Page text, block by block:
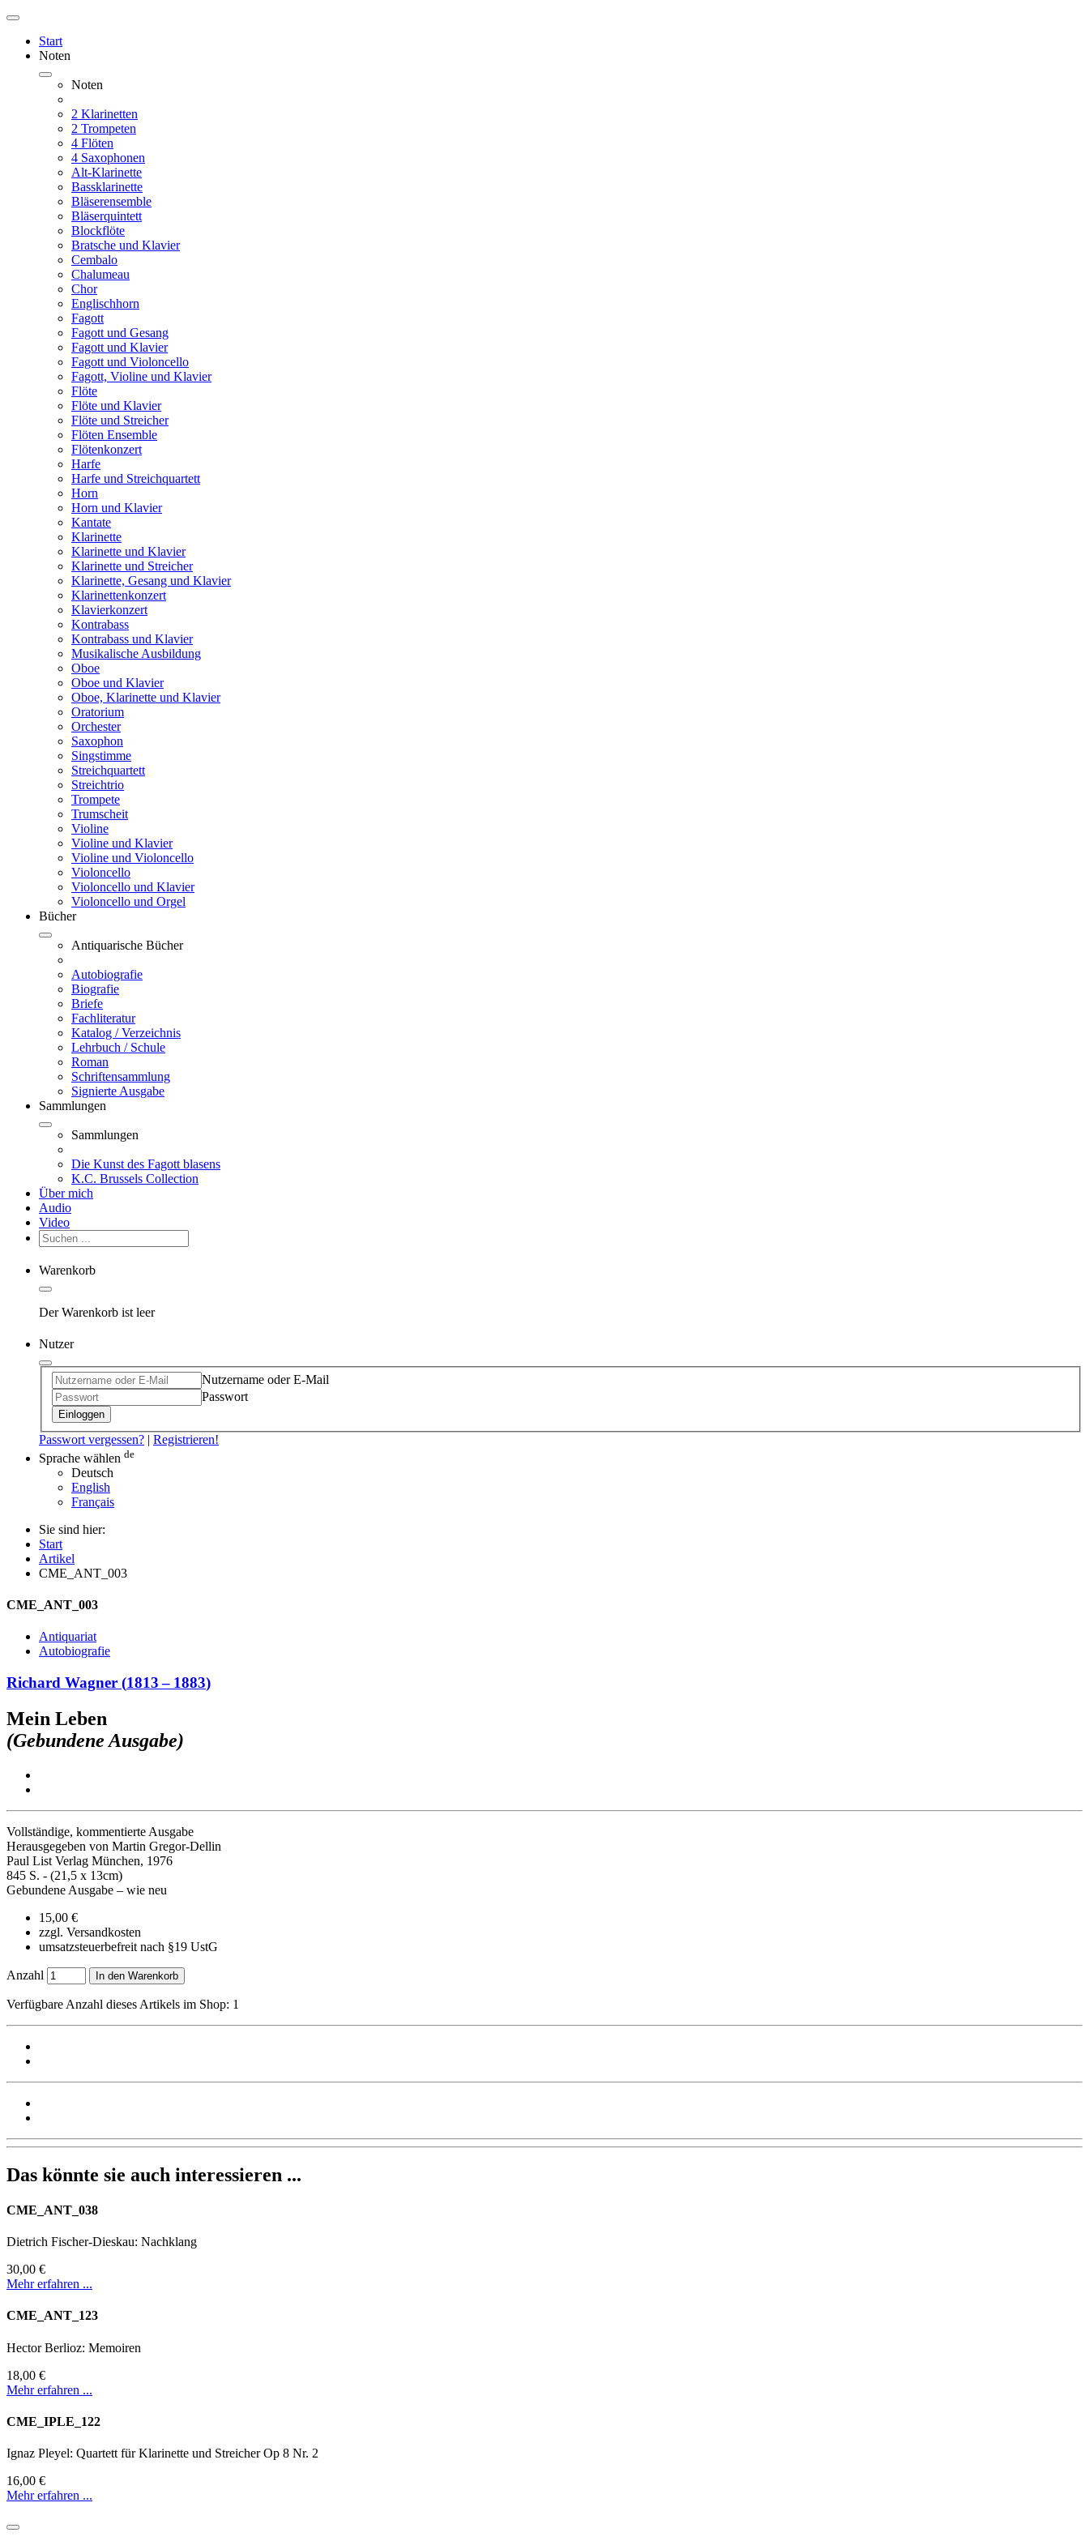
Start
Noten
Noten
2 Klarinetten
2 Trompeten
4 Flöten
4 Saxophonen
Alt-Klarinette
Bassklarinette
Bläserensemble
Bläserquintett
Blockflöte
Bratsche und Klavier
Cembalo
Chalumeau
Chor
Englischhorn
Fagott
Fagott und Gesang
Fagott und Klavier
Fagott und Violoncello
Fagott, Violine und Klavier
Flöte
Flöte und Klavier
Flöte und Streicher
Flöten Ensemble
Flötenkonzert
Harfe
Harfe und Streichquartett
Horn
Horn und Klavier
Kantate
Klarinette
Klarinette und Klavier
Klarinette und Streicher
Klarinette, Gesang und Klavier
Klarinettenkonzert
Klavierkonzert
Kontrabass
Kontrabass und Klavier
Musikalische Ausbildung
Oboe
Oboe und Klavier
Oboe, Klarinette und Klavier
Oratorium
Orchester
Saxophon
Singstimme
Streichquartett
Streichtrio
Trompete
Trumscheit
Violine
Violine und Klavier
Violine und Violoncello
Violoncello
Violoncello und Klavier
Violoncello und Orgel
Bücher
Antiquarische Bücher
Autobiografie
Biografie
Briefe
Fachliteratur
Katalog / Verzeichnis
Lehrbuch / Schule
Roman
Schriftensammlung
Signierte Ausgabe
Sammlungen
Sammlungen
Die Kunst des Fagott blasens
K.C. Brussels Collection
Über mich
Audio
Video
Warenkorb
Der Warenkorb ist leer
Nutzer
Nutzername oder E-Mail
Passwort
Einloggen
Passwort vergessen? | Registrieren!
Sprache wählen de
Deutsch
English
Français
Sie sind hier:
Start
Artikel
CME_ANT_003
CME_ANT_003
Antiquariat
Autobiografie
Richard Wagner (1813– 1883)
Mein Leben
(Gebundene Ausgabe)
Vollständige, kommentierte Ausgabe
Herausgegeben von Martin Gregor-Dellin
Paul List Verlag München, 1976
845 S. - (21,5 x 13cm)
Gebundene Ausgabe – wie neu
15,00 €
zzgl. Versandkosten
umsatzsteuerbefreit nach §19 UstG
Anzahl In den Warenkorb
Verfügbare Anzahl dieses Artikels im Shop: 1
Das könnte sie auch interessieren ...
CME_ANT_038
Dietrich Fischer-Dieskau: Nachklang
30,00 €
Mehr erfahren ...
CME_ANT_123
Hector Berlioz: Memoiren
18,00 €
Mehr erfahren ...
CME_IPLE_122
Ignaz Pleyel: Quartett für Klarinette und Streicher Op 8 Nr. 2
16,00 €
Mehr erfahren ...